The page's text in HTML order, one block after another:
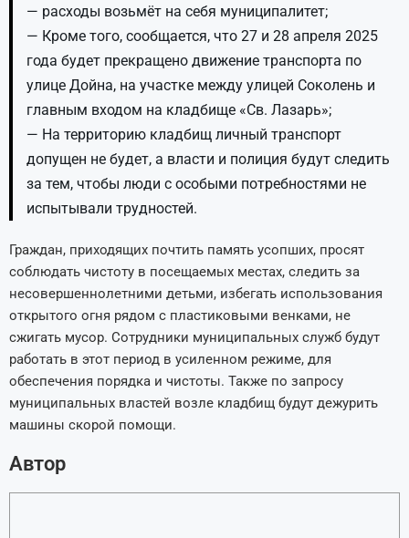
— расходы возьмёт на себя муниципалитет;
— Кроме того, сообщается, что 27 и 28 апреля 2025
года будет прекращено движение транспорта по
улице Дойна, на участке между улицей Соколень и
главным входом на кладбище «Св. Лазарь»;
— На территорию кладбищ личный транспорт
допущен не будет, а власти и полиция будут следить
за тем, чтобы люди с особыми потребностями не
испытывали трудностей.
Граждан, приходящих почтить память усопших, просят
соблюдать чистоту в посещаемых местах, следить за
несовершеннолетними детьми, избегать использования
открытого огня рядом с пластиковыми венками, не
сжигать мусор. Сотрудники муниципальных служб будут
работать в этот период в усиленном режиме, для
обеспечения порядка и чистоты. Также по запросу
муниципальных властей возле кладбищ будут дежурить
машины скорой помощи.
Автор